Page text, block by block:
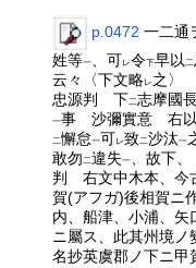
p.0472 一二
姓等一 、可レ令下早以 二
云々〈下文略レ 之〉
忠源判 下二志摩國
一事 沙彌實意 右
二懈怠一可レ致二沙汰一
敢勿二違失一
、故下
判 右文中木本、今
賀(アフガ)後相賀ニ
内、船津、小浦、矢
ニ屬ス、此其州境ノ
名抄英虞郡ノ下ニ甲